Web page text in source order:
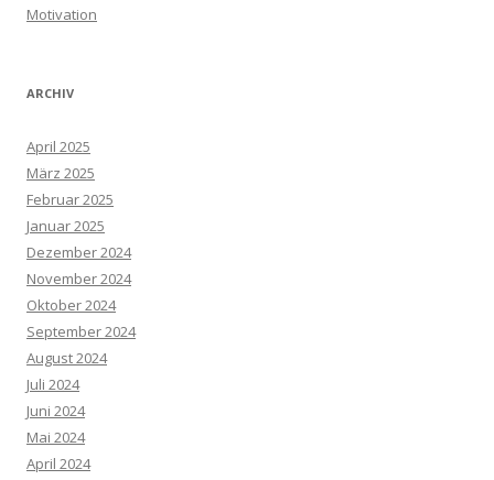
Motivation
ARCHIV
April 2025
März 2025
Februar 2025
Januar 2025
Dezember 2024
November 2024
Oktober 2024
September 2024
August 2024
Juli 2024
Juni 2024
Mai 2024
April 2024